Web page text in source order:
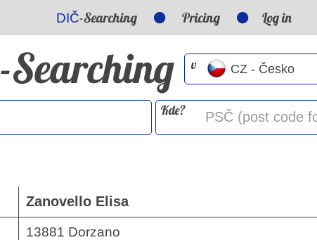
DIČ-Searching Pricing Log in
-Searching v
Kde?
Zanovello Elisa
13881 Dorzano